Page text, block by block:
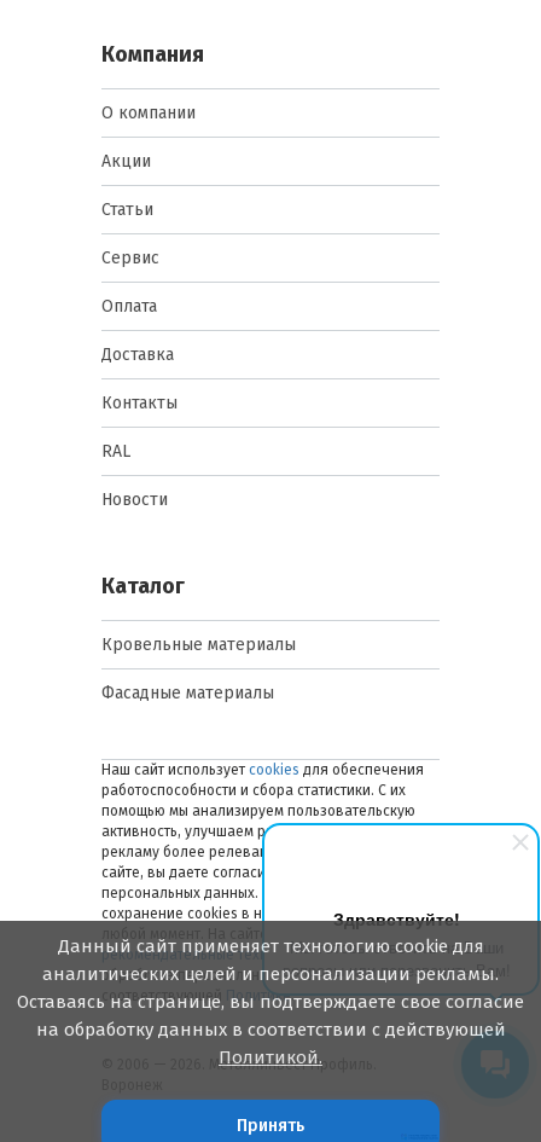
Здравствуйте!
Мы готовы ответить на Ваши
вопросы или перезвонить Вам!
Компания
О компании
Акции
Статьи
Сервис
Оплата
Доставка
Контакты
RAL
Новости
Каталог
Кровельные материалы
Фасадные материалы
Наш сайт использует cookies для обеспечения
работоспособности и сбора статистики. С их
помощью мы анализируем пользовательскую
активность, улучшаем работу сайта и делаем
рекламу более релевантной. Оставаясь на
сайте, вы даете согласие на обработку ваших
персональных данных. Вы можете отключить
сохранение cookies в настройках браузера в
любой момент. На сайте также применяются
рекомендательные технологии. Подробнее об
обработке персональных данных — в
соответствующей
Политике.
© 2006 — 2026. Металлинвест Профиль.
Данный сайт применяет технологию cookie для
аналитических целей и персонализации рекламы.
Оставаясь на странице, вы подтверждаете свое согласие
на обработку данных в соответствии с действующей
Политикой.
Принять